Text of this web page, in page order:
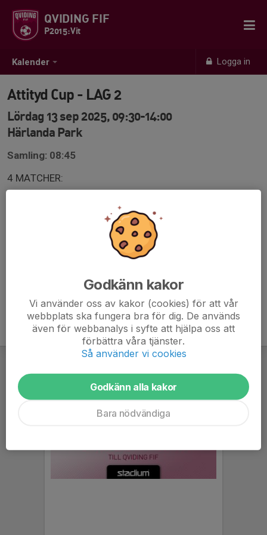
Kalender Logga in
QVIDING FIF
P2015:Vit
Attityd Cup - LAG 2
Lördag 13 sep 2025, 09:30-14:00
Härlanda Park
Samling: 08:45
4 MATCHER:
09.30 Älvsborg FF 3- Qviding Vit 2
10.30 IF Väster svart- Qviding Vit 2
11.30 Qviding Vit 2- Trollhättan Bois
13.00 Qviding Vit 2- Sävedalen
Godkänn kakor
Vi använder oss av kakor (cookies) för att vår
webbplats ska fungera bra för dig. De används
även för webbanalys i syfte att hjälpa oss att
förbättra våra tjänster.
Så använder vi cookies
Godkänn alla kakor
Bara nödvändiga